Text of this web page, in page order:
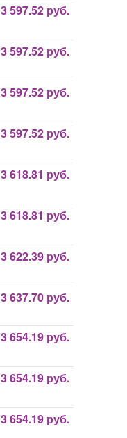
3 597.52 руб.
3 597.52 руб.
3 597.52 руб.
3 597.52 руб.
3 618.81 руб.
3 618.81 руб.
3 622.39 руб.
3 637.70 руб.
3 654.19 руб.
3 654.19 руб.
3 654.19 руб.